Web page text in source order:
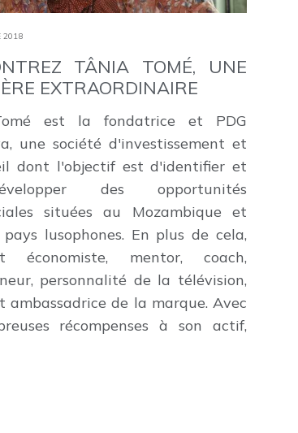
2018
TÂNIA TOMÉ, UNE
EXTRAORDINAIRE
est la fondatrice et PDG
une société d'investissement et
dont l'objectif est d'identifier et
des opportunités
situées au Mozambique et
lusophones. En plus de cela,
économiste, mentor, coach,
personnalité de la télévision,
ambassadrice de la marque. Avec
récompenses à son actif,